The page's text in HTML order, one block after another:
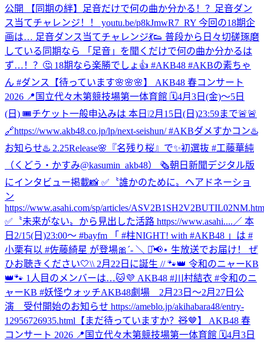
公開 【同期の絆】足音だけで何の曲か分かる！？足音ダン
ス当てチャレンジ！！ youtu.be/p8kJmwR7_RY 今回の18期企
画は… 足音ダンス当てチャレンジ💃👟 普段から日々切磋琢磨
している同期なら 「足音」を聞くだけで何の曲か分かるは
ず…！？🤔 18期なら楽勝でしょ👍 #AKB48 #AKBの素ちゃ
ん #ダンス
【待っています🌸🌸🌸】 AKB48 春コンサート
2026 📍国立代々木第競技場第一体育館 🗓️4月3日(金)〜5日
(日) 🎟️チケット一般申込みは 本日❕2月15日(日)23:59まで🚨🚨
🔗https://www.akb48.co.jp/lp/next-seishun/ #AKBダメすかコン♨️
お知らせ♨️ 2.25Release🌸『名残り桜』で✨初選抜 #工藤華純
（くどう・かすみ@kasumin_akb48） 🗞朝日新聞デジタル版
にインタビュー掲載📸 ✅〝誰かのために〟ヘアドネーショ
ン
https://www.asahi.com/sp/articles/
✅〝未来がない〟から見出した活路 https://www.asahi.... ／ 本
日2/15(日)23:00～ #bayfm 「 #柱NIGHT! with #AKB48 」は #
小栗有以 #佐藤綺星 が登場🎀´‐ ＼ ⋆͛📢⋆ 生放送でお届け！ ぜ
ひお聴きください🤍\\ 2月22日に誕生 // 🐾👑 令和のニャーKB
👑🐾 1人目のメンバーは…🐱💜 AKB48 #川村結衣 #令和のニ
ャーKB #妖怪ウォッチAKB48劇場 2月23日～2月27日公
演 受付開始のお知らせ https://ameblo.jp/akihabara48/entry-
12956726935.html 【まだ待っていますか？🧸🤎】 AKB48 春
コンサート 2026 📍国立代々木第競技場第一体育館 🗓️4月3日